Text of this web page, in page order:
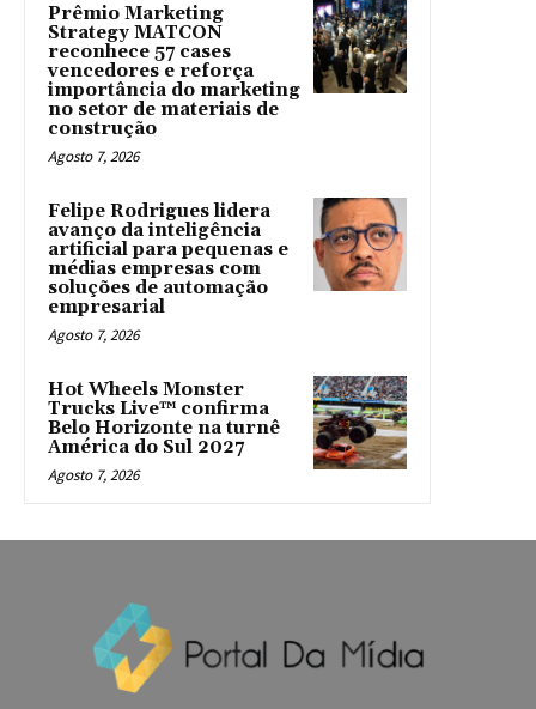
Prêmio Marketing
Strategy MATCON
reconhece 57 cases
vencedores e reforça
importância do marketing
no setor de materiais de
construção
Agosto 7, 2026
Felipe Rodrigues lidera
avanço da inteligência
artificial para pequenas e
médias empresas com
soluções de automação
empresarial
Agosto 7, 2026
Hot Wheels Monster
Trucks Live™ confirma
Belo Horizonte na turnê
América do Sul 2027
Agosto 7, 2026